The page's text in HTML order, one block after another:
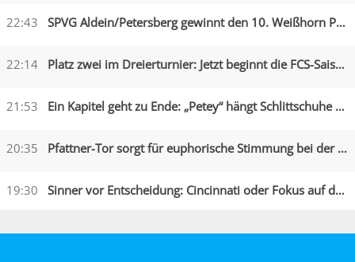
22:43 SPVG Aldein/Petersberg gewinnt den 10. Weißhorn Pokal
22:14 Platz zwei im Dreierturnier: Jetzt beginnt die FCS-Saison
21:53 Ein Kapitel geht zu Ende: „Petey“ hängt Schlittschuhe an den Nagel
20:35 Pfattner-Tor sorgt für euphorische Stimmung bei der Austria
19:30 Sinner vor Entscheidung: Cincinnati oder Fokus auf die US Open?